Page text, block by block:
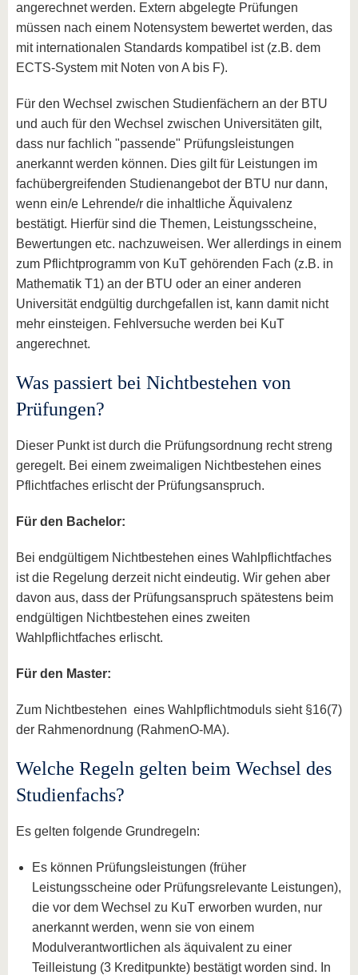
angerechnet werden. Extern abgelegte Prüfungen
müssen nach einem Notensystem bewertet werden, das
mit internationalen Standards kompatibel ist (z.B. dem
ECTS-System mit Noten von A bis F).
Für den Wechsel zwischen Studienfächern an der BTU
und auch für den Wechsel zwischen Universitäten gilt,
dass nur fachlich "passende" Prüfungsleistungen
anerkannt werden können. Dies gilt für Leistungen im
fachübergreifenden Studienangebot der BTU nur dann,
wenn ein/e Lehrende/r die inhaltliche Äquivalenz
bestätigt. Hierfür sind die Themen, Leistungsscheine,
Bewertungen etc. nachzuweisen. Wer allerdings in einem
zum Pflichtprogramm von KuT gehörenden Fach (z.B. in
Mathematik T1) an der BTU oder an einer anderen
Universität endgültig durchgefallen ist, kann damit nicht
mehr einsteigen. Fehlversuche werden bei KuT
angerechnet.
Was passiert bei Nichtbestehen von
Prüfungen?
Dieser Punkt ist durch die Prüfungsordnung recht streng
geregelt. Bei einem zweimaligen Nichtbestehen eines
Pflichtfaches erlischt der Prüfungsanspruch.
Für den Bachelor:
Bei endgültigem Nichtbestehen eines Wahlpflichtfaches
ist die Regelung derzeit nicht eindeutig. Wir gehen aber
davon aus, dass der Prüfungsanspruch spätestens beim
endgültigen Nichtbestehen eines zweiten
Wahlpflichtfaches erlischt.
Für den Master:
Zum Nichtbestehen eines Wahlpflichtmoduls sieht §16(7)
der Rahmenordnung (RahmenO-MA).
Welche Regeln gelten beim Wechsel des
Studienfachs?
Es gelten folgende Grundregeln:
Es können Prüfungsleistungen (früher
Leistungsscheine oder Prüfungsrelevante Leistungen),
die vor dem Wechsel zu KuT erworben wurden, nur
anerkannt werden, wenn sie von einem
Modulverantwortlichen als äquivalent zu einer
Teilleistung (3 Kreditpunkte) bestätigt worden sind. In